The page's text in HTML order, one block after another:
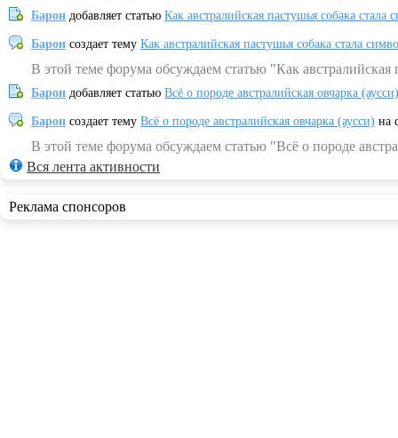
Барон добавляет статью Как австралийская пастушья собака
Барон создает тему Как австралийская пастушья собака стала
В этой теме форума обсуждаем статью "Как
Барон добавляет статью Всё о породе австралийская овчарка (аусси)
Барон создает тему Всё о породе австралийская овчарка (аусси) на
В этой теме форума обсуждаем статью "Всё о породе
Вся лента активности
Реклама спонсоров